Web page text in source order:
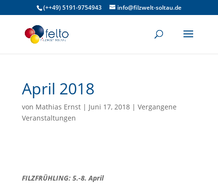
(++49) 5191-9754943 info@filzwelt-soltau.de
April 2018
von Mathias Ernst| Juni 17, 2018| Vergangene
Veranstaltungen
FILZFRÜHLING: 5.-8. April